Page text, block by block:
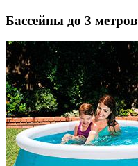
Бассейны до 3 метров